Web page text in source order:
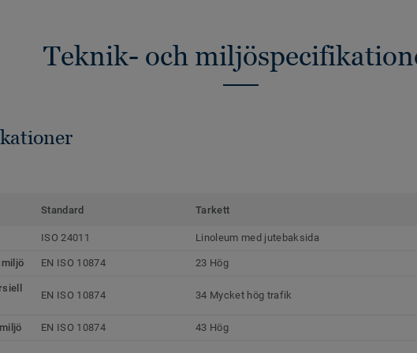
Teknik- och
Standard Tarkett
ISO 24011 Linoleum med jutebaksida
EN ISO 10874 23 Hög
EN ISO 10874 34 Mycket hög trafik
EN ISO 10874 43 Hög